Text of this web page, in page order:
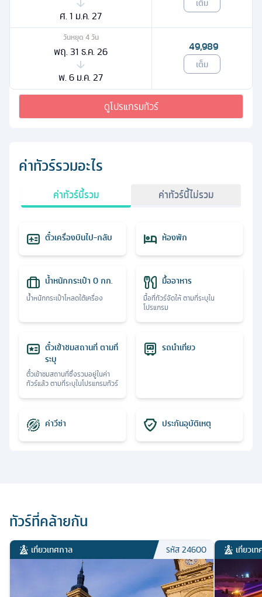
ศ. 1 ม.ค. 27
วันหยุด 4วัน
พฤ. 31 ธ.ค. 26
พ. 6 ม.ค. 27
49,989
เต็ม
ดูโปรแกรมทัวร์
ค่าทัวร์รวมอะไร
ค่าทัวร์นี้รวม ค่าทัวร์นี้ไม่รวม
ตั๋วเครื่องบินไป-กลับ ห้องพัก
น้ำหนักกระเป๋า 0 กก.
น้ำหนักกระเป๋าโหลดใต้เครื่อง
มื้ออาหาร
มื้อที่ทัวร์จัดให้ ตามที่ระบุใน
โปรแกรม
ตั๋วเข้าชมสถานที่ ตามที่
ระบุ
ตั๋วเข้าชมสถานที่ซึ่งรวมอยู่ในค่า
ทัวร์แล้ว ตามที่ระบุในโปรแกรมทัวร์
รถนำเที่ยว
ค่าวีซ่า ประกันอุบัติเหตุ
ทัวร์ที่คล้ายกัน
เที่ยวเทศกาล รหัส24600 เที่ยวเ